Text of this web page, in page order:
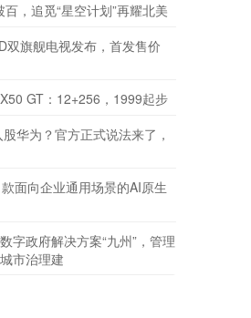
，追觅“星空计划”再耀北美
双旗舰电视发布，首发售价
GT：12+256，1999起步
华为？官方正式说法来了，
面向企业通用场景的AI原生
字政府解决方案“九州”，管理
市治理建